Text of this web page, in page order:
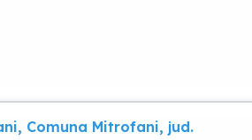
Comuna Mitrofani, jud.